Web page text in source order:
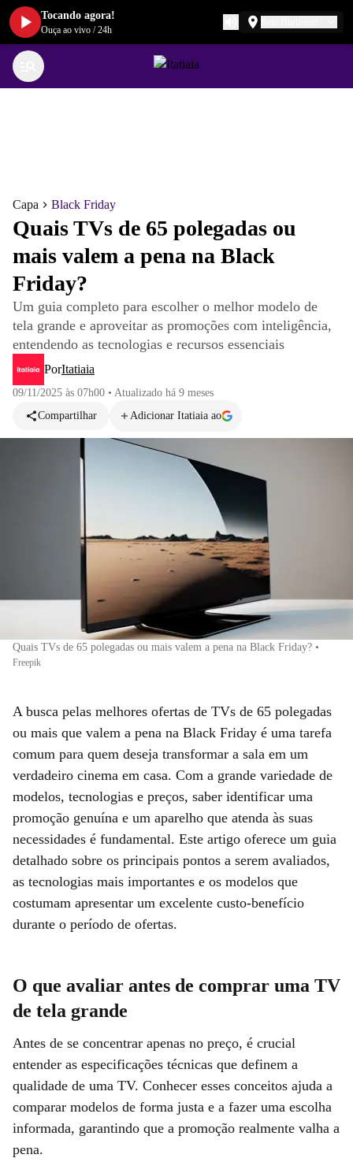
Capa Black Friday
Quais TVs de 65 polegadas ou
mais valem a pena na Black
Friday?
Um guia completo para escolher o melhor modelo de
tela grande e aproveitar as promoções com inteligência,
entendendo as tecnologias e recursos essenciais
PorItatiaia
09/11/2025 às 07h00 • Atualizado há 9 meses
Compartilhar
Adicionar Itatiaia ao
Quais TVs de 65 polegadas ou mais valem a pena na Black Friday? •
Freepik
A busca pelas melhores ofertas de TVs de 65 polegadas
ou mais que valem a pena na Black Friday é uma tarefa
comum para quem deseja transformar a sala em um
verdadeiro cinema em casa. Com a grande variedade de
modelos, tecnologias e preços, saber identificar uma
promoção genuína e um aparelho que atenda às suas
necessidades é fundamental. Este artigo oferece um guia
detalhado sobre os principais pontos a serem avaliados,
as tecnologias mais importantes e os modelos que
costumam apresentar um excelente custo-benefício
durante o período de ofertas.
O que avaliar antes de comprar uma TV
de tela grande
Antes de se concentrar apenas no preço, é crucial
entender as especificações técnicas que definem a
qualidade de uma TV. Conhecer esses conceitos ajuda a
comparar modelos de forma justa e a fazer uma escolha
informada, garantindo que a promoção realmente valha a
pena.
Tocando agora!
Ouça ao vivo /24h